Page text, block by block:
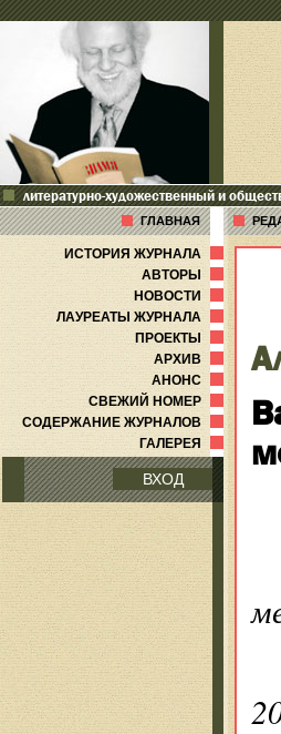
литературно-художественный и
ГЛАВНАЯ
ИСТОРИЯ ЖУРНАЛА
АВТОРЫ
НОВОСТИ
ЛАУРЕАТЫ ЖУРНАЛА
ПРОЕКТЫ
АРХИВ
АНОНС
СВЕЖИЙ НОМЕР
СОДЕРЖАНИЕ ЖУРНАЛОВ
ГАЛЕРЕЯ
ВХОД